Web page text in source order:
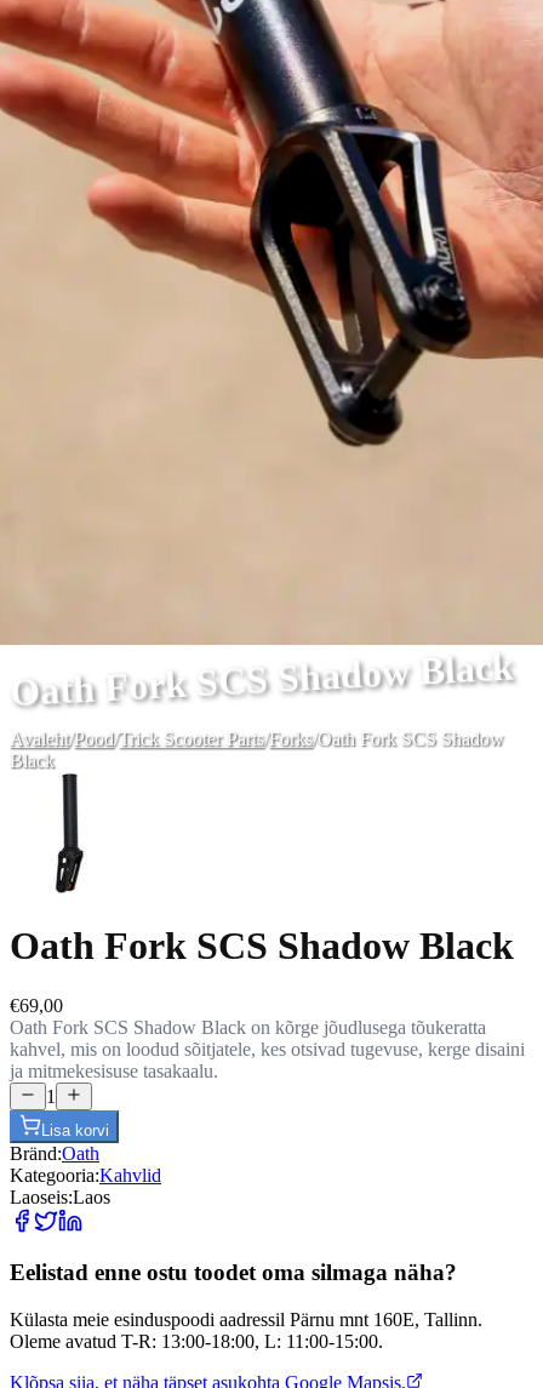
Oath Fork SCS Shadow Black
Avaleht/Pood/Trick Scooter Parts/Forks/Oath Fork SCS Shadow
Black
Oath Fork SCS Shadow Black
€69,00
Oath Fork SCS Shadow Black on kõrge jõudlusega tõukeratta
kahvel, mis on loodud sõitjatele, kes otsivad tugevuse, kerge disaini
ja mitmekesisuse tasakaalu.
1
Lisa korvi
Bränd:Oath
Kategooria:Kahvlid
Laoseis:Laos
Eelistad enne ostu toodet oma silmaga näha?
Külasta meie esinduspoodi aadressil Pärnu mnt 160E, Tallinn.
Oleme avatud T-R: 13:00-18:00, L: 11:00-15:00.
Klõpsa siia, et näha täpset asukohta Google Mapsis.